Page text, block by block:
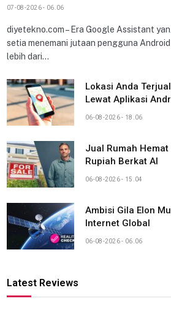
07-08-2026 - 06.06
diyetekno.com – Era Google Assistant
setia menemani jutaan pengguna
lebih dari…
Lokasi Anda
Lewat Aplikasi
06-08-2026 - 18.06
Jual Rumah
Rupiah Berkat AI
06-08-2026 - 15.04
Ambisi Gila Elon
Internet Global
06-08-2026 - 06.06
Latest Reviews